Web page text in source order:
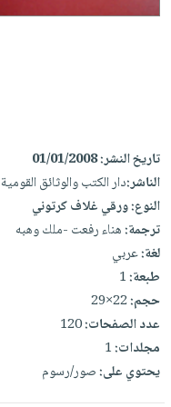
إختياراتنا
English
books
طرحها
تحميل
iKitab
على
Android
تحميل
iKitab
على
Apple
أسئلة
Android
تحميل
masmu3
على
Apple
تعليمية
صندوق
القراءة
جوائز
الكل
أجهزة
العناية
الشخصية
العناية
وتصفيف
الشعر
العناية
بالجسم
المطبخ
والسفرة
جديد
الكل
أواني
الطهي
أدوات
متجر
الهدايا
تاريخ النشر:01/01/2008
الناشر:دار الكتب والوثائق القومية
النوع:ورقي غلاف كرتوني
ترجمة:هناء رفعت -ملك وهبه
لغة:عربي
طبعة:1
حجم:22×29
عدد الصفحات:120
مجلدات:1
يحتوي على:صور/رسوم